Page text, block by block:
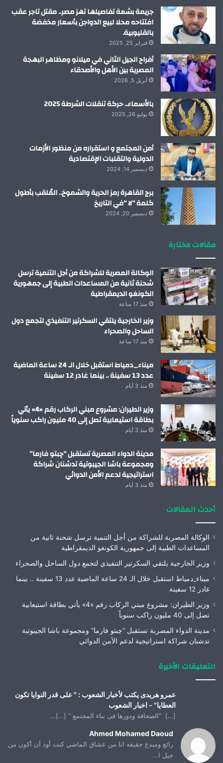
م
جريمة بشعة تفاصيلها تهز مصر.. مقتل تاجر عقب
افتتاحه محلا لبيع الدواجن بأسعار مخفضة
بالقليوبية.
فبراير 25, 2025
أفراح الجيل الثاني في ميلانو ومظاهر البهجة
المصرية بين الأهل والأصدقاء
أبريل 5, 2026
بالأسماء.. حركة تنقلات الشرطة 2025
يوليو 26, 2025
أمن المجتمع و استقراره من منظور الأزمات
الدولية والتقلبات الإقتصادية
ديسمبر 14, 2024
برج القاهرة رمز الحرية والشموخ.. المُلقب بأطول
كلمة “لا “في التاريخ
ديسمبر 20, 2024
مقالات مختارة
الوكالة المصرية للشراكة من أجل التنمية ترسل
شحنة ثانية من المساعدات الطبية إلى جمهورية
الكونغو الديمقراطية
منذ 17 ساعة
وزير الخارجية يلتقي السكرتير التنفيذي لتجمع دول
الساحل والصحراء
منذ 17 ساعة
ميناء_دمياط استقبل خلال الـ 24 ساعة الماضية
عدد 13 سفينة .. بينما غادر 12 سفينة
منذ 3 أيام
وزير الطيران: مشروع مبني الركاب رقم «4» يأتي
بطاقة استيعابية تصل إلى 40 مليون راكب سنوياً
منذ 3 أيام
مدينة الدواء المصرية تستقبل “چبتو فارما”
ومجموعة باشا الجيبوتية تدشنان شراكة
استراتيجية لدعم الأمن الدوائي
منذ 3 أيام
أحدث المقالات
الوكالة المصرية للشراكة من أجل التنمية ترسل شحنة ثانية من
المساعدات الطبية إلى جمهورية الكونغو الديمقراطية
وزير الخارجية يلتقي السكرتير التنفيذي لتجمع دول الساحل والصحراء
ميناء_دمياط استقبل خلال الـ 24 ساعة الماضية عدد 13 سفينة .. بينما
غادر 12 سفينة
وزير الطيران: مشروع مبني الركاب رقم «4» يأتي بطاقة استيعابية
تصل إلى 40 مليون راكب سنوياً
مدينة الدواء المصرية تستقبل “چبتو فارما” ومجموعة باشا الجيبوتية
تدشنان شراكة استراتيجية لدعم الأمن الدوائي
التعليقات الأخيرة
عمرو هريدى يكتب لأخبار الشعوب : " على قدر النوايا تكون
العطايا" - اخبار الشعوب
[…] “الصحافة ودورها فى بناء المجتمع “ […]...
Ahmed Mohamed Daoud
رائع ومبدع حقيقه انا من عشاق الماضي كنت أود أن أكون من
جيل ا...